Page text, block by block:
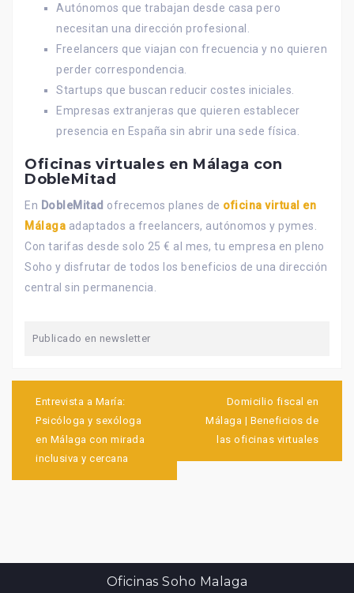
Autónomos que trabajan desde casa pero
necesitan una dirección profesional.
Freelancers que viajan con frecuencia y no quieren
perder correspondencia.
Startups que buscan reducir costes iniciales.
Empresas extranjeras que quieren establecer
presencia en España sin abrir una sede física.
Oficinas virtuales en Málaga con
DobleMitad
En DobleMitad ofrecemos planes de oficina virtual en
Málaga adaptados a freelancers, autónomos y pymes.
Con tarifas desde solo 25 € al mes, tu empresa en pleno
Soho y disfrutar de todos los beneficios de una dirección
central sin permanencia.
Publicado en newsletter
entradas
Entrevista a María:
Psicóloga y sexóloga
en Málaga con mirada
inclusiva y cercana
Domicilio fiscal en
Málaga | Beneficios de
las oficinas virtuales
Oficinas Soho Malaga